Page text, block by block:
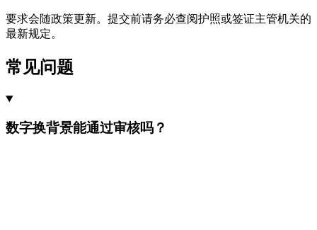
要求会随政策更新。提交前请务必查阅护照或签证主管机关的
最新规定。
常见问题
数字换背景能通过审核吗？